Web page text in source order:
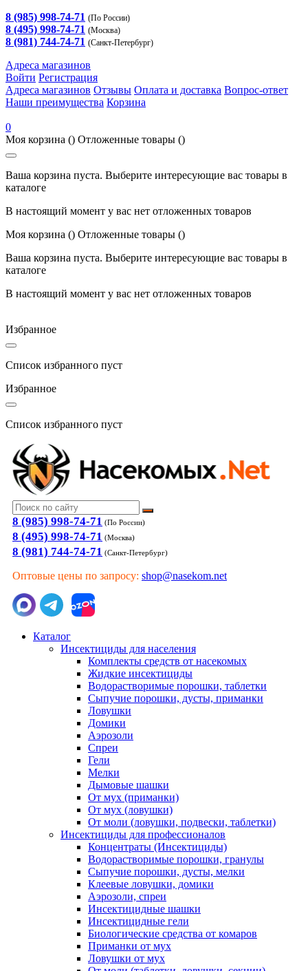
8 (985) 998-74-71 (По России)
8 (495) 998-74-71 (Москва)
8 (981) 744-74-71 (Санкт-Петербург)
Адреса магазинов
Войти Регистрация
Адреса магазинов Отзывы Оплата и доставка Вопрос-ответ
Наши преимущества Корзина
0
Моя корзина () Отложенные товары ()
Ваша корзина пуста. Выберите интересующие вас товары в
каталоге
В настоящий момент у вас нет отложенных товаров
Моя корзина () Отложенные товары ()
Ваша корзина пуста. Выберите интересующие вас товары в
каталоге
В настоящий момент у вас нет отложенных товаров
Избранное
Список избранного пуст
Избранное
Список избранного пуст
8 (985) 998-74-71 (По России)
8 (495) 998-74-71 (Москва)
8 (981) 744-74-71 (Санкт-Петербург)
Оптовые цены по запросу: shop@nasekom.net
Каталог
Инсектициды для населения
Комплекты средств от насекомых
Жидкие инсектициды
Водорастворимые порошки, таблетки
Сыпучие порошки, дусты, приманки
Ловушки
Домики
Аэрозоли
Спреи
Гели
Мелки
Дымовые шашки
От мух (приманки)
От мух (ловушки)
От моли (ловушки, подвески, таблетки)
Инсектициды для профессионалов
Концентраты (Инсектициды)
Водорастворимые порошки, гранулы
Сыпучие порошки, дусты, мелки
Клеевые ловушки, домики
Аэрозоли, спреи
Инсектицидные шашки
Инсектицидные гели
Биологические средства от комаров
Приманки от мух
Ловушки от мух